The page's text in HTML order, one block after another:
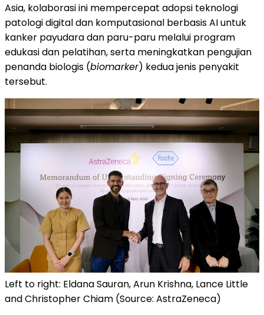
Asia, kolaborasi ini mempercepat adopsi teknologi
patologi digital dan komputasional berbasis AI untuk
kanker payudara dan paru-paru melalui program
edukasi dan pelatihan, serta meningkatkan pengujian
penanda biologis (biomarker) kedua jenis penyakit
tersebut.
Left to right: Eldana Sauran, Arun Krishna, Lance Little
and Christopher Chiam (Source: AstraZeneca)